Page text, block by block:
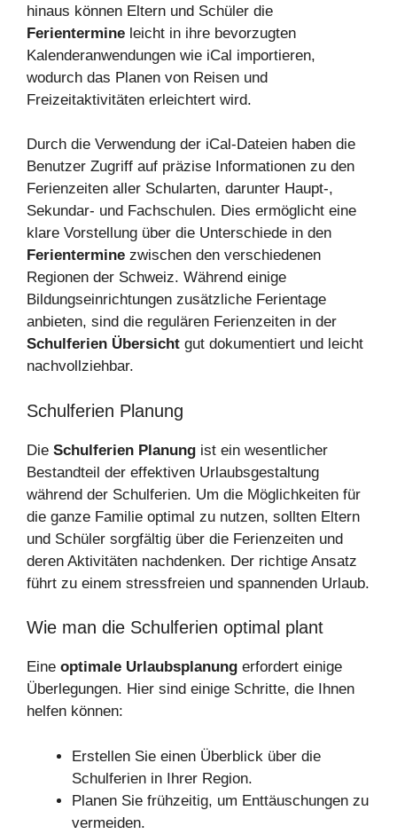
hinaus können Eltern und Schüler die
Ferientermine leicht in ihre bevorzugten
Kalenderanwendungen wie iCal importieren,
wodurch das Planen von Reisen und
Freizeitaktivitäten erleichtert wird.
Durch die Verwendung der iCal-Dateien haben die
Benutzer Zugriff auf präzise Informationen zu den
Ferienzeiten aller Schularten, darunter Haupt-,
Sekundar- und Fachschulen. Dies ermöglicht eine
klare Vorstellung über die Unterschiede in den
Ferientermine zwischen den verschiedenen
Regionen der Schweiz. Während einige
Bildungseinrichtungen zusätzliche Ferientage
anbieten, sind die regulären Ferienzeiten in der
Schulferien Übersicht gut dokumentiert und leicht
nachvollziehbar.
Schulferien Planung
Die Schulferien Planung ist ein wesentlicher
Bestandteil der effektiven Urlaubsgestaltung
während der Schulferien. Um die Möglichkeiten für
die ganze Familie optimal zu nutzen, sollten Eltern
und Schüler sorgfältig über die Ferienzeiten und
deren Aktivitäten nachdenken. Der richtige Ansatz
führt zu einem stressfreien und spannenden Urlaub.
Wie man die Schulferien optimal plant
Eine optimale Urlaubsplanung erfordert einige
Überlegungen. Hier sind einige Schritte, die Ihnen
helfen können:
Erstellen Sie einen Überblick über die
Schulferien in Ihrer Region.
Planen Sie frühzeitig, um Enttäuschungen zu
vermeiden.